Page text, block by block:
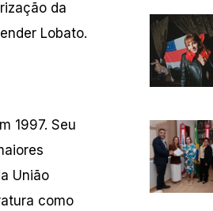
da
Lobato.
1997. Seu
União
como